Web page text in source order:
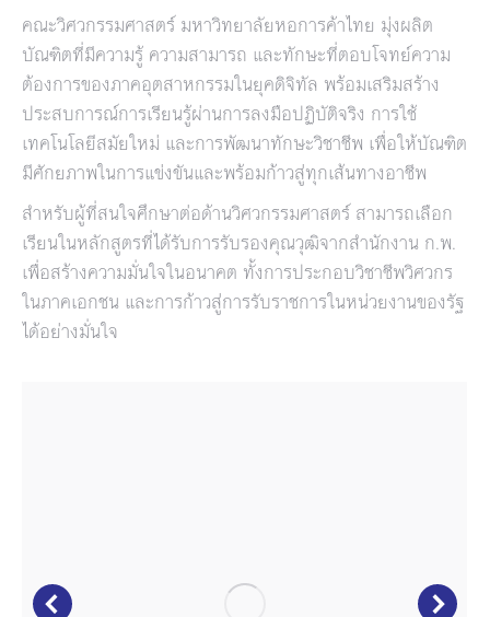
คณะวิศวกรรมศาสตร์ มหาวิทยาลัยหอการค้าไทย มุ่งผลิต
บัณฑิตที่มีความรู้ ความสามารถ และทักษะที่ตอบโจทย์ความ
ต้องการของภาคอุตสาหกรรมในยุคดิจิทัล พร้อมเสริมสร้าง
ประสบการณ์การเรียนรู้ผ่านการลงมือปฏิบัติจริง การใช้
เทคโนโลยีสมัยใหม่ และการพัฒนาทักษะวิชาชีพ เพื่อให้บัณฑิต
มีศักยภาพในการแข่งขันและพร้อมก้าวสู่ทุกเส้นทางอาชีพ
สำหรับผู้ที่สนใจศึกษาต่อด้านวิศวกรรมศาสตร์ สามารถเลือก
เรียนในหลักสูตรที่ได้รับการรับรองคุณวุฒิจากสำนักงาน ก.พ.
เพื่อสร้างความมั่นใจในอนาคต ทั้งการประกอบวิชาชีพวิศวกร
ในภาคเอกชน และการก้าวสู่การรับราชการในหน่วยงานของรัฐ
ได้อย่างมั่นใจ